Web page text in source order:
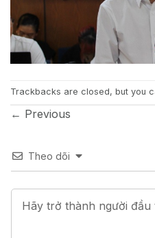
Trackbacks are closed, but you
← Previous
Theo dõi